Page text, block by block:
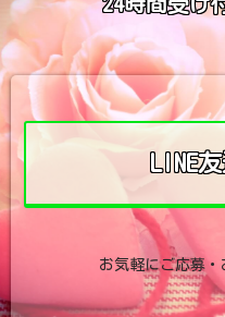
LINE
お気軽にご応募